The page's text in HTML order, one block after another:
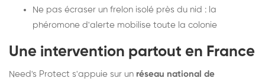
Ne pas écraser un frelon isolé près du nid : la
phéromone d'alerte mobilise toute la colonie
Une intervention partout en France
Need's Protect s'appuie sur un réseau national de